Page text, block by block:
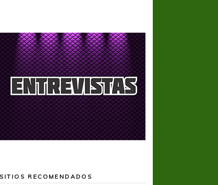
SITIOS RECOMENDADOS